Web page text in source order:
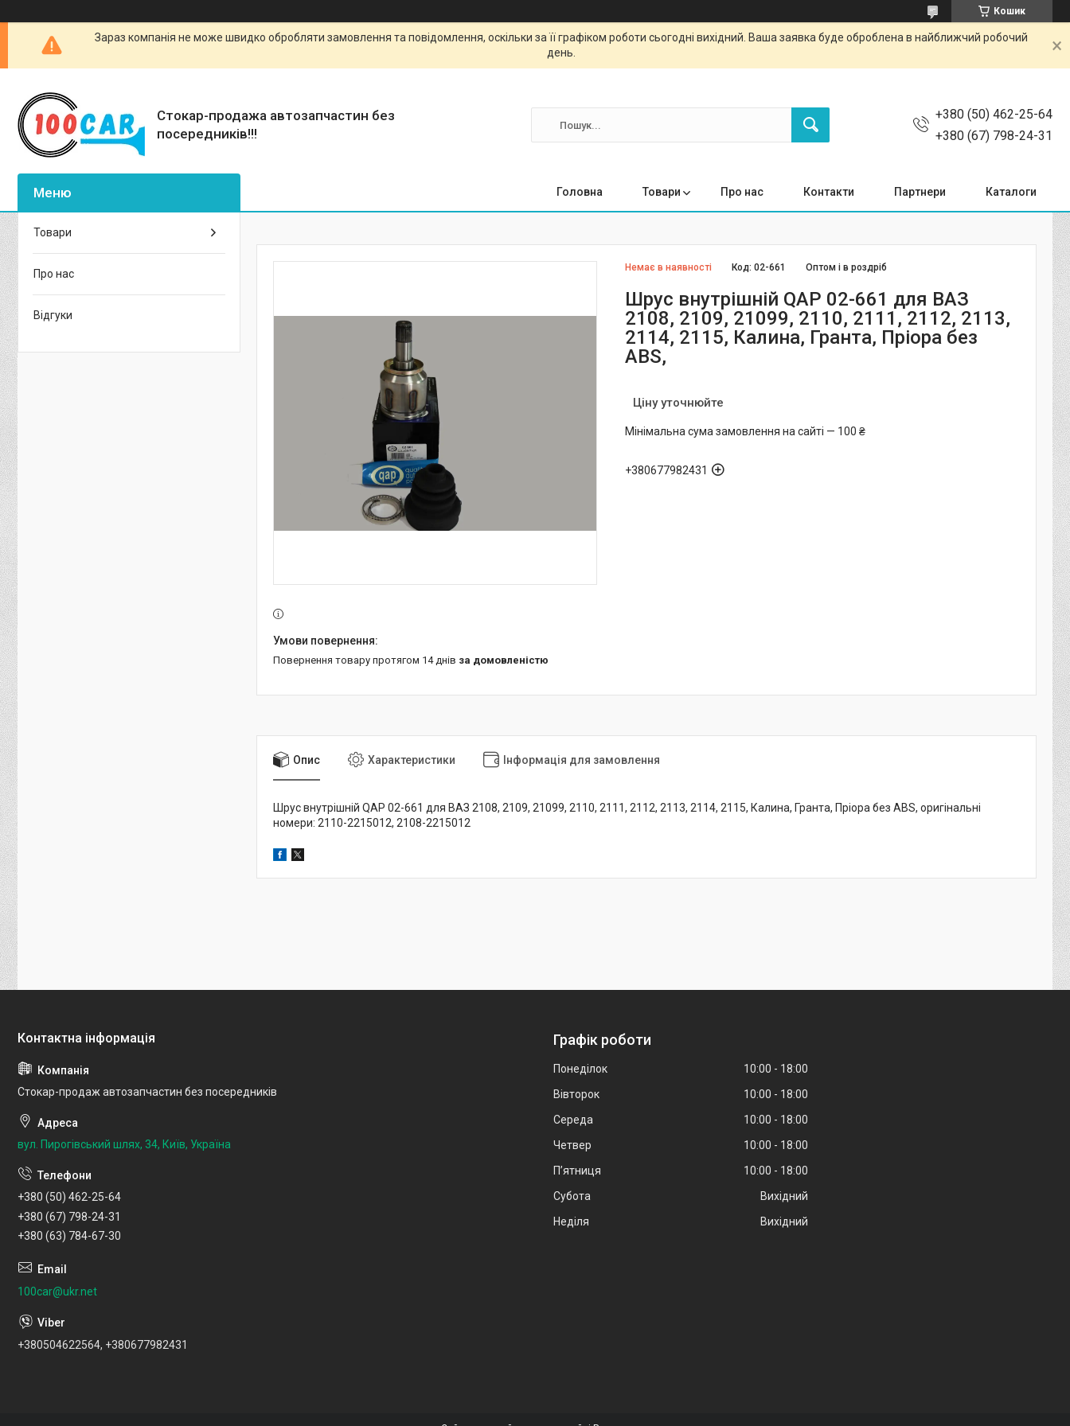
Кошик
Зараз компанія не може швидко обробляти замовлення та повідомлення, оскільки за її графіком роботи сьогодні вихідний. Ваша заявка буде оброблена в найближчий робочий
день.
Стокар-продажа автозапчастин без
посередників!!!
+380 (50) 462-25-64
+380 (67) 798-24-31
Головна Товари Про нас Контакти Партнери Каталоги
Немає в наявності Оптом і в роздріб
Код:02-661
Шрус внутрішній QAP 02-661 для ВАЗ
2108, 2109, 21099, 2110, 2111, 2112, 2113,
2114, 2115, Калина, Гранта, Пріора без
ABS,
Ціну уточнюйте
Мінімальна сума замовлення на сайті — 100 ₴
+380677982431
повернення товару протягом 14 днів за домовленістю
Опис Характеристики Інформація для замовлення
Шрус внутрішній QAP 02-661 для ВАЗ 2108, 2109, 21099, 2110, 2111, 2112, 2113, 2114, 2115, Калина, Гранта, Пріора без ABS, оригінальні
номери: 2110-2215012, 2108-2215012
Товари
Про нас
Відгуки
Стокар-продаж автозапчастин без посередників
вул. Пирогівський шлях, 34, Київ, Україна
+380 (50) 462-25-64
+380 (67) 798-24-31
+380 (63) 784-67-30
100car@ukr.net
+380504622564, +380677982431
Графік роботи
Понеділок 10:00
18:00
Вівторок
10:00
18:00
Середа
10:00
18:00
Четвер
10:00
18:00
Пʼятниця
10:00
18:00
Субота
Вихідний
Неділя
Вихідний